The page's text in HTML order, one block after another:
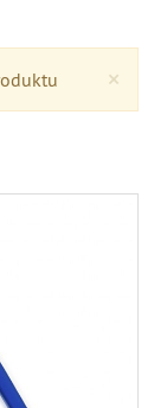
×